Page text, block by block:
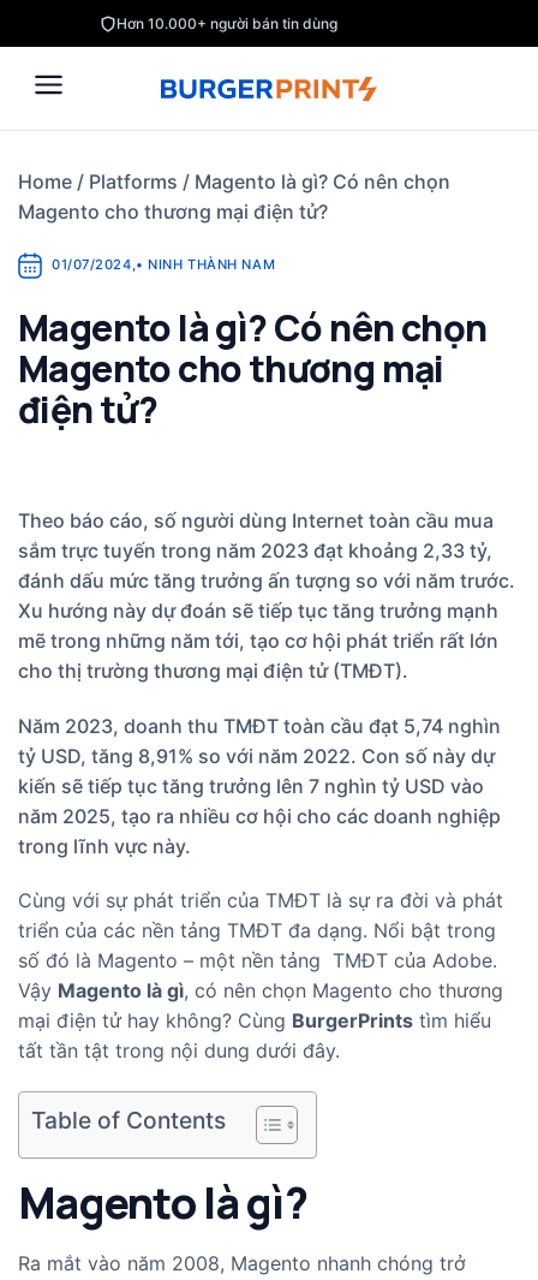
to
content
Hơn 10.000+ người bán tin dùng
Home / Platforms / Magento là gì? Có nên chọn
Magento cho thương mại điện tử?
01/07/2024,• NINH THÀNH NAM
Magento là gì? Có nên chọn
Magento cho thương mại
điện tử?
Theo báo cáo, số người dùng Internet toàn cầu mua
sắm trực tuyến trong năm 2023 đạt khoảng 2,33 tỷ,
đánh dấu mức tăng trưởng ấn tượng so với năm trước.
Xu hướng này dự đoán sẽ tiếp tục tăng trưởng mạnh
mẽ trong những năm tới, tạo cơ hội phát triển rất lớn
cho thị trường thương mại điện tử (TMĐT).
Năm 2023, doanh thu TMĐT toàn cầu đạt 5,74 nghìn
tỷ USD, tăng 8,91% so với năm 2022. Con số này dự
kiến sẽ tiếp tục tăng trưởng lên 7 nghìn tỷ USD vào
năm 2025, tạo ra nhiều cơ hội cho các doanh nghiệp
trong lĩnh vực này.
Cùng với sự phát triển của TMĐT là sự ra đời và phát
triển của các nền tảng TMĐT đa dạng. Nổi bật trong
số đó là Magento – một nền tảng TMĐT của Adobe.
Vậy Magento là gì, có nên chọn Magento cho thương
mại điện tử hay không? Cùng BurgerPrints tìm hiểu
tất tần tật trong nội dung dưới đây.
Table of Contents
Magento là gì?
Ra mắt vào năm 2008, Magento nhanh chóng trở